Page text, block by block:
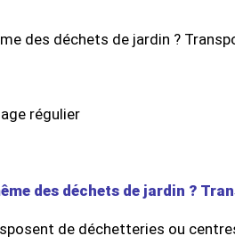
des déchets de jardin ?
régulier
des déchets de jardin ?
de déchetteries ou